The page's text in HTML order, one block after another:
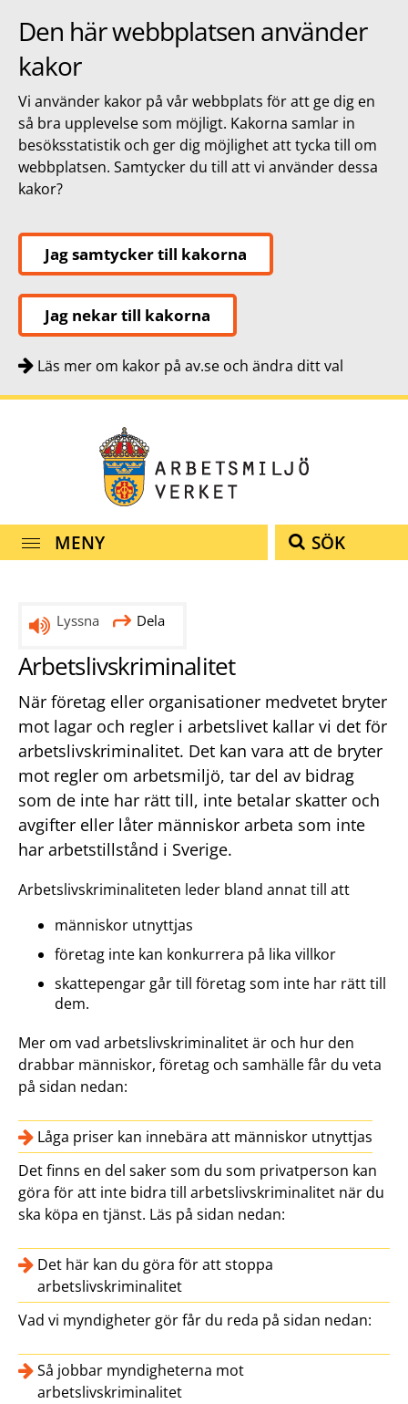
Den här webbplatsen använder
kakor
Vi använder kakor på vår webbplats för att ge dig en
så bra upplevelse som möjligt. Kakorna samlar in
besöksstatistik och ger dig möjlighet att tycka till om
webbplatsen. Samtycker du till att vi använder dessa
kakor?
Jag samtycker till kakorna
Jag nekar till kakorna
Läs mer om kakor på av.se och ändra ditt val
MENY SÖK
Lyssna Dela
Arbetslivskriminalitet
När företag eller organisationer medvetet bryter
mot lagar och regler i arbetslivet kallar vi det för
arbetslivskriminalitet. Det kan vara att de bryter
mot regler om arbetsmiljö, tar del av bidrag
som de inte har rätt till, inte betalar skatter och
avgifter eller låter människor arbeta som inte
har arbetstillstånd i Sverige.
Arbetslivskriminaliteten leder bland annat till att
människor utnyttjas
företag inte kan konkurrera på lika villkor
skattepengar går till företag som inte har rätt till
dem.
Mer om vad arbetslivskriminalitet är och hur den
drabbar människor, företag och samhälle får du veta
på sidan nedan:
Låga priser kan innebära att människor utnyttjas
Det finns en del saker som du som privatperson kan
göra för att inte bidra till arbetslivskriminalitet när du
ska köpa en tjänst. Läs på sidan nedan:
Det här kan du göra för att stoppa
arbetslivskriminalitet
Vad vi myndigheter gör får du reda på sidan nedan:
Så jobbar myndigheterna mot
arbetslivskriminalitet